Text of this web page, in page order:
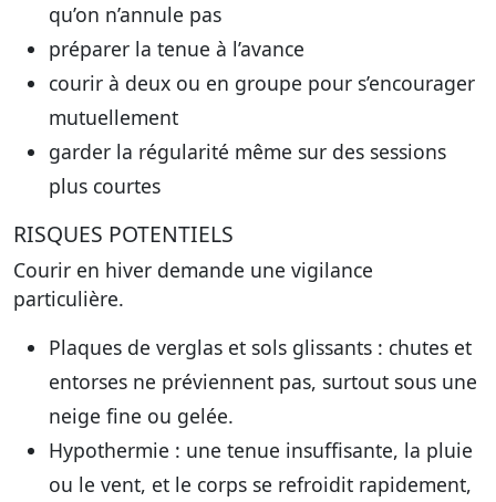
qu’on n’annule pas
préparer la tenue à l’avance
courir à deux ou en groupe pour s’encourager
mutuellement
garder la régularité même sur des sessions
plus courtes
RISQUES POTENTIELS
Courir en hiver demande une vigilance
particulière.
Plaques de verglas et sols glissants : chutes et
entorses ne préviennent pas, surtout sous une
neige fine ou gelée.
Hypothermie : une tenue insuffisante, la pluie
ou le vent, et le corps se refroidit rapidement,